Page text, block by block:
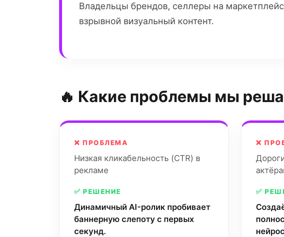
Владельцы брендов, селлеры на
взрывной визуальный контент.
🔥 Какие проблемы мы
❌ ПРОБЛЕМА
Низкая кликабельность (CTR) в
рекламе
✅ РЕШЕНИЕ
Динамичный AI-ролик пробивает
баннерную слепоту с первых
секунд.
❌
✅